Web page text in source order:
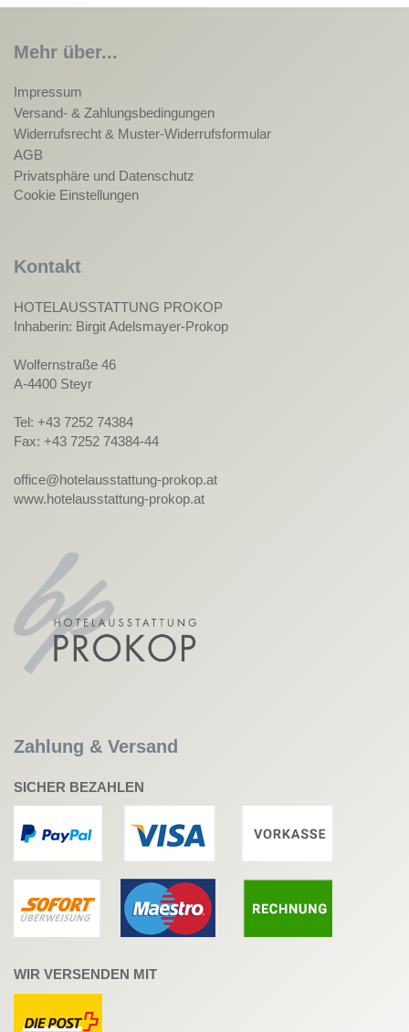
Mehr über...
Impressum
Versand- & Zahlungsbedingungen
Widerrufsrecht & Muster-Widerrufsformular
AGB
Privatsphäre und Datenschutz
Cookie Einstellungen
Kontakt
HOTELAUSSTATTUNG PROKOP
Inhaberin: Birgit Adelsmayer-Prokop
Wolfernstraße 46
A-4400 Steyr
Tel: +43 7252 74384
Fax: +43 7252 74384-44
office@hotelausstattung-prokop.at
www.hotelausstattung-prokop.at
Zahlung & Versand
SICHER BEZAHLEN
WIR VERSENDEN MIT